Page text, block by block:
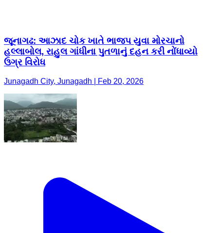
જૂનાગઢ: આઝાદ ચોક ખાતે ભાજપ યુવા મોરચાનો
હલ્લાબોલ, રાહુલ ગાંધીના પુતળાનું દહન કરી નોંધાવ્યો
ઉગ્ર વિરોધ
Junagadh City, Junagadh | Feb 20, 2026